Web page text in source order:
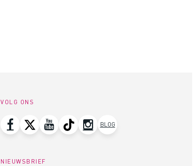
VOLG ONS
BLOG
NIEUWSBRIEF